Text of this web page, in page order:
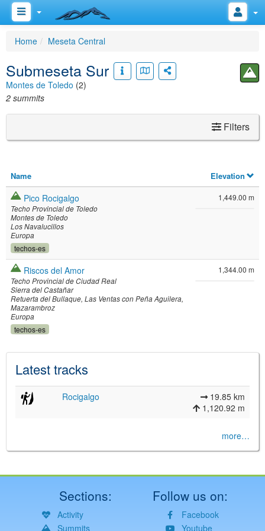
Home Meseta Central
Submeseta Sur
Montes de Toledo (2)
2 summits
Filters
Name Elevation
Pico Rocigalgo
Techo Provincial de Toledo
Montes de Toledo
Los Navalucillos
Europa
techos-es
1,449.00 m
Riscos del Amor
Techo Provincial de Ciudad Real
Sierra del Castañar
Retuerta del Bullaque Las Ventas con Peña Aguilera
Mazarambroz
Europa
techos-es
1,344.00 m
Latest tracks
Rocigalgo
19.85 km
1,120.92 m
more…
Sections:
Activity
Summits
Follow us on:
Facebook
Youtube